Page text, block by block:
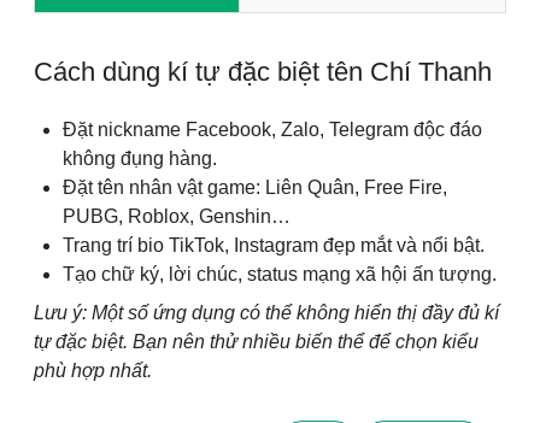
Cách dùng kí tự đặc biệt tên Chí Thanh
Đặt nickname Facebook, Zalo, Telegram độc đáo
không đụng hàng.
Đặt tên nhân vật game: Liên Quân, Free Fire,
PUBG, Roblox, Genshin…
Trang trí bio TikTok, Instagram đẹp mắt và nổi bật.
Tạo chữ ký, lời chúc, status mạng xã hội ấn tượng.
Lưu ý: Một số ứng dụng có thể không hiển thị đầy đủ kí
tự đặc biệt. Bạn nên thử nhiều biến thể để chọn kiểu
phù hợp nhất.